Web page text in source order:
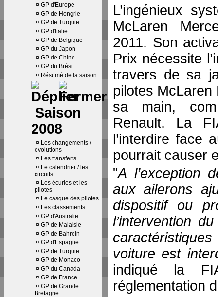
¤ GP d'Europe
¤ GP de Hongrie
¤ GP de Turquie
¤ GP d'Italie
¤ GP de Belgique
¤ GP du Japon
¤ GP de Chine
¤ GP du Brésil
¤ Résumé de la saison
Saison
2008
¤ Les changements /
évolutions
¤ Les transferts
¤ Le calendrier / les
circuits
¤ Les écuries et les
pilotes
¤ Le casque des pilotes
¤ Les classements
¤ GP d'Australie
¤ GP de Malaisie
¤ GP de Bahrein
¤ GP d'Espagne
¤ GP de Turquie
¤ GP de Monaco
¤ GP du Canada
¤ GP de France
¤ GP de Grande
Bretagne
L’ingénieux
McLaren
2011. Son
Prix nécessite
travers de sa
pilotes McLaren
sa main,
Renault. La
l’interdire face
pourrait causer
"A l’exception
aux ailerons
dispositif ou
l’intervention
voiture est
indiqué la
réglementation